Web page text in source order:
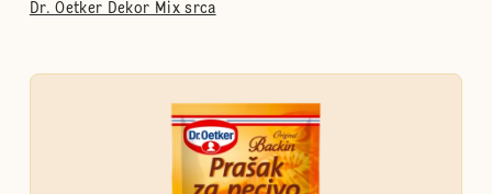
Dr. Oetker Dekor Mix srca